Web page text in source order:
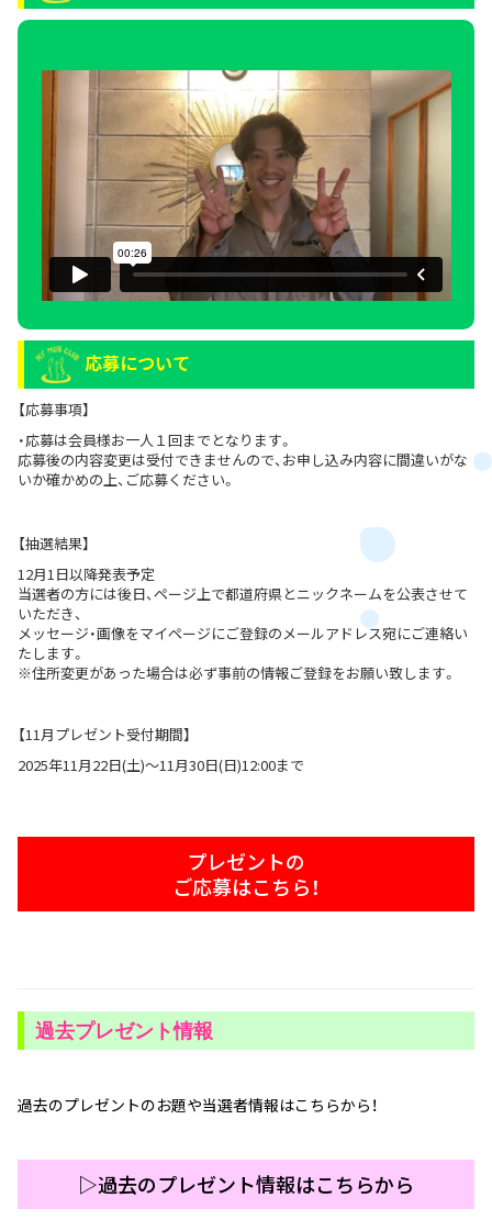
応募について
【応募事項】
・応募は会員様お一人１回までとなります。
応募後の内容変更は受付できませんので、お申し込み内容に間違いがな
いか確かめの上、ご応募ください。
【抽選結果】
12月1日以降発表予定
当選者の方には後日、ページ上で都道府県とニックネームを公表させて
いただき、
メッセージ・画像をマイページにご登録のメールアドレス宛にご連絡い
たします。
※住所変更があった場合は必ず事前の情報ご登録をお願い致します。
【11月プレゼント受付期間】
2025年11月22日(土)〜11月30日(日)12:00まで
プレゼントの
ご応募はこちら！
過去プレゼント情報
過去のプレゼントのお題や当選者情報はこちらから！
▷過去のプレゼント情報はこちらから